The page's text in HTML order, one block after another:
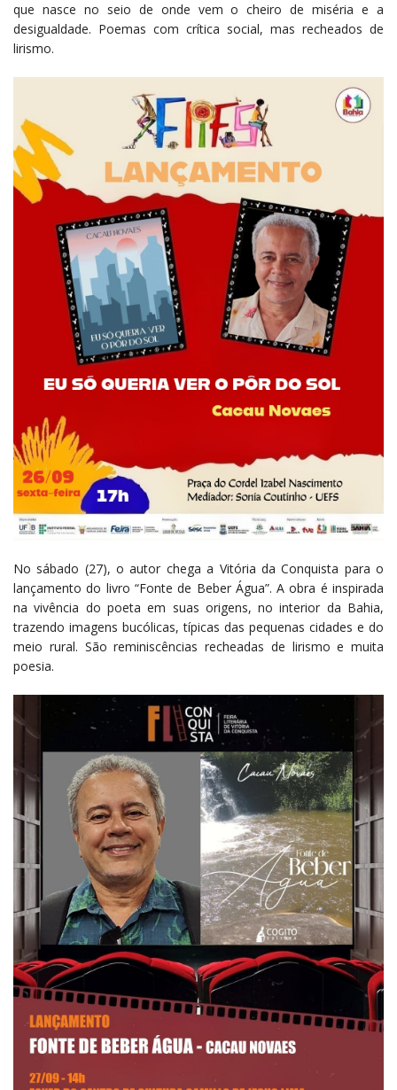
que nasce no seio de onde vem o cheiro de miséria e a
desigualdade. Poemas com crítica social, mas recheados de
lirismo.
No sábado (27), o autor chega a Vitória da Conquista para o
lançamento do livro “Fonte de Beber Água”. A obra é inspirada
na vivência do poeta em suas origens, no interior da Bahia,
trazendo imagens bucólicas, típicas das pequenas cidades e do
meio rural. São reminiscências recheadas de lirismo e muita
poesia.